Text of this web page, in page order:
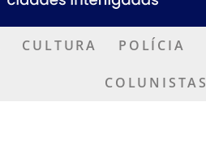
CULTURA POLÍCIA
COLUNISTAS